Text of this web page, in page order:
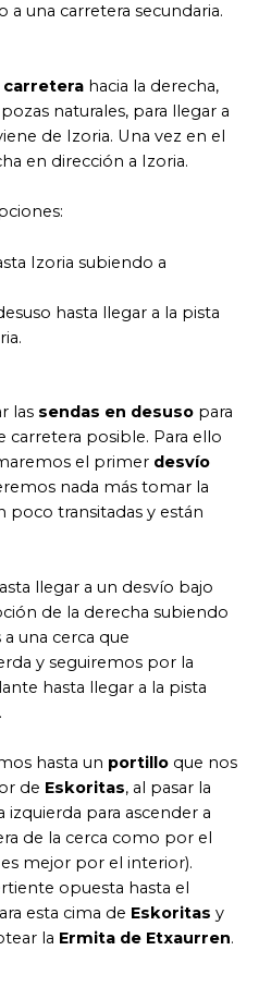
a una carretera secundaria.
carretera hacia la derecha,
naturales, para llegar a
de Izoria. Una vez en el
en dirección a Izoria.
Izoria subiendo a
hasta llegar a la pista
las sendas en desuso para
posible. Para ello
el primer desvío
nada más tomar la
poco transitadas y están
llegar a un desvío bajo
de la derecha subiendo
una cerca que
y seguiremos por la
hasta llegar a la pista
hasta un portillo que nos
de Eskoritas, al pasar la
izquierda para ascender a
de la cerca como por el
mejor por el interior).
opuesta hasta el
esta cima de Eskoritas y
la Ermita de Etxaurren.